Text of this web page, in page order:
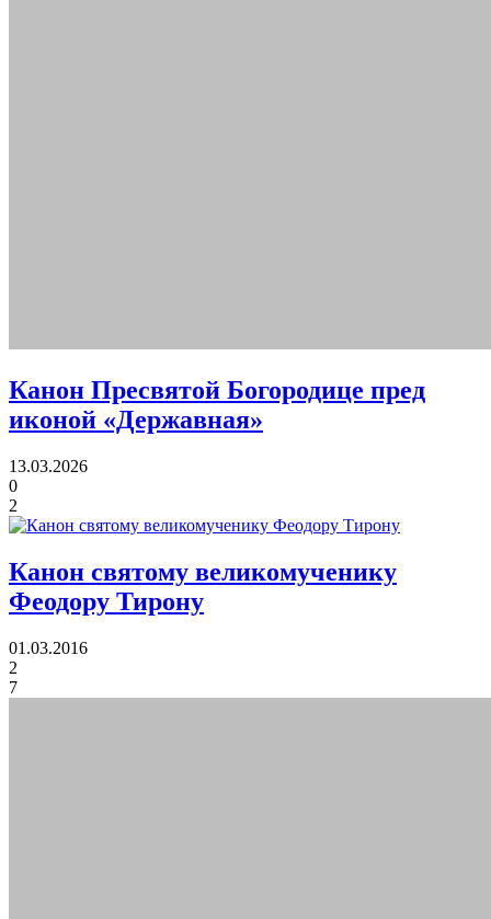
Канон Пресвятой Богородице пред
иконой «Державная»
13.03.2026
0
2
Канон святому великомученику
Феодору Тирону
01.03.2016
2
7